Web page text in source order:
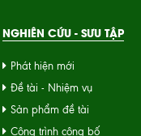
NGHIÊN CỨU - SƯU TẬP
Phát hiện mới
Đề tài - Nhiệm vụ
Sản phẩm đề tài
Công trình công bố